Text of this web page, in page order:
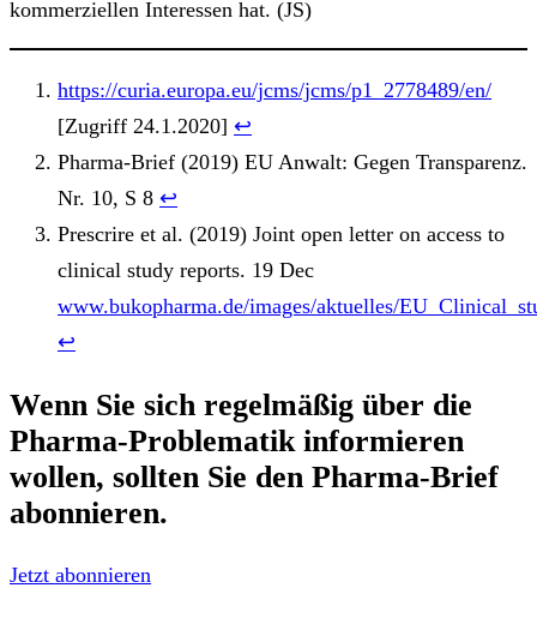
kommerziellen Interessen hat. (JS)
https://curia.europa.eu/jcms/jcms/p1_2778489/en/
[Zugriff 24.1.2020] ↩︎
Pharma-Brief (2019) EU Anwalt: Gegen Transparenz.
Nr. 10, S 8 ↩︎
Prescrire et al. (2019) Joint open letter on access to
clinical study reports. 19 Dec
www.bukopharma.de/images/aktuelles/
↩︎
Wenn Sie sich regelmäßig über die
Pharma-Problematik informieren
wollen, sollten Sie den Pharma-Brief
abonnieren.
Jetzt abonnieren